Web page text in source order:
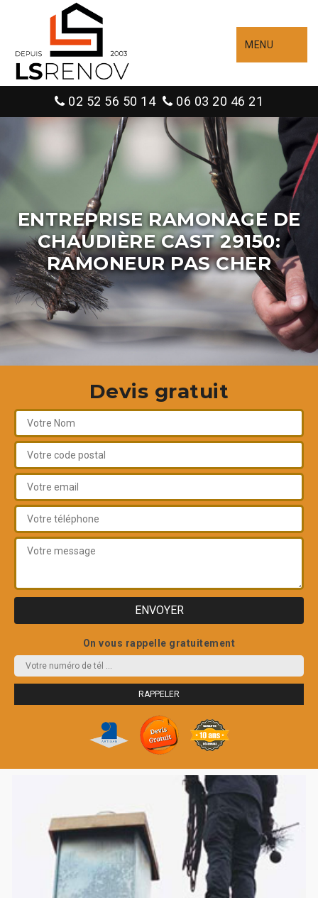
MENU
02 52 56 50 14 06 03 20 46 21
ENTREPRISE RAMONAGE DE
CHAUDIÈRE CAST 29150:
RAMONEUR PAS CHER
Devis gratuit
On vous rappelle gratuitement